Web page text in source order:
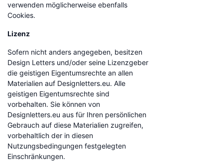
verwenden möglicherweise ebenfalls
Cookies.
Lizenz
Sofern nicht anders angegeben, besitzen
Design Letters und/oder seine Lizenzgeber
die geistigen Eigentumsrechte an allen
Materialien auf Designletters.eu. Alle
geistigen Eigentumsrechte sind
vorbehalten. Sie können von
Designletters.eu aus für Ihren persönlichen
Gebrauch auf diese Materialien zugreifen,
vorbehaltlich der in diesen
Nutzungsbedingungen festgelegten
Einschränkungen.